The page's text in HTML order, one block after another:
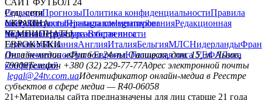
САЙТ ФУТБОЛ 24
РедакцияПрогнозыПолитика конфиденциальностиПравила
сайтуКонтактыПравила комментированияРедакционная
политикаСтруктура собственности
Соц. сети
facebookxyoutubeinstagramtelegramviber
УКРАИНА
УкраинаПервая лигаВторая лига
ЧЕМПИОНАТЫ
ГерманияИспанияАнглияИталияБельгияМЛСНидерланды
ЕВРОКУБКИ
Лига чемпионовЛига ЕвропыЮношеская лига УЕФАЛига
конференций
Онлайн-медиа «Футбол 24»пл. Галицкая, дом. 15, м. Львов,
79008Телефон +380 (32) 229-77-77Адрес электронной почты
legal@24tv.com.uaИдентификатор онлайн-медиа в Реестре
субъектов в сфере медиа — R40-06058
21+Материалы сайта предназначены для лиц старше 21 года